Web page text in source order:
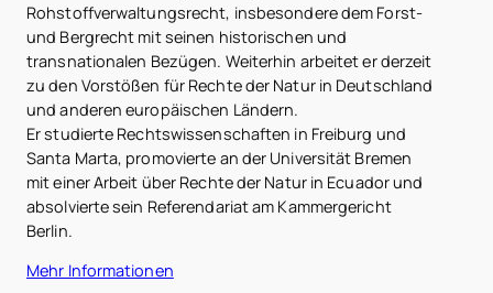
Rohstoffverwaltungsrecht, insbesondere dem Forst-
und Bergrecht mit seinen historischen und
transnationalen Bezügen. Weiterhin arbeitet er derzeit
zu den Vorstößen für Rechte der Natur in Deutschland
und anderen europäischen Ländern.
Er studierte Rechtswissenschaften in Freiburg und
Santa Marta, promovierte an der Universität Bremen
mit einer Arbeit über Rechte der Natur in Ecuador und
absolvierte sein Referendariat am Kammergericht
Berlin.
Mehr Informationen